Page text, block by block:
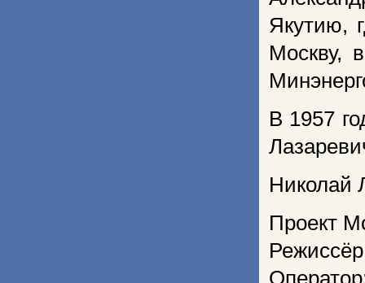
Якутию,
Москву,
В 1957
Николай
Проект